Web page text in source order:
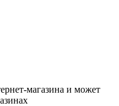
магазина и может